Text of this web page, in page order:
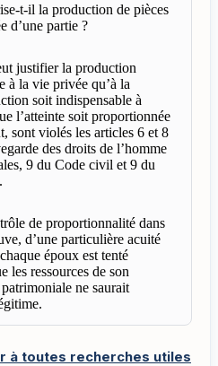
t-il la production de pièces
d’une partie ?
justifier la production
à la vie privée qu’à la
soit indispensable à
l’atteinte soit proportionnée
sont violés les articles 6 et 8
des droits de l’homme
9 du Code civil et 9 du
de proportionnalité dans
d’une particulière acuité
époux est tenté
les ressources de son
ne saurait
à toutes recherches utiles